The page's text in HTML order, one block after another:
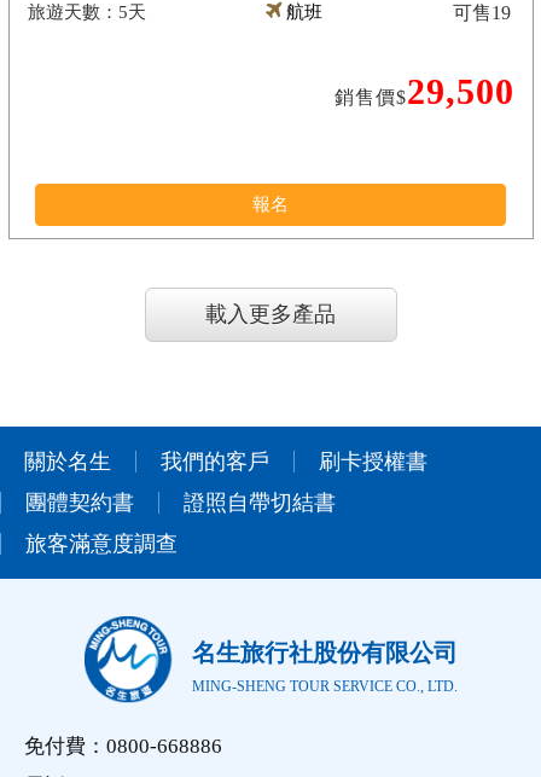
5天 航班
銷售價$29,500
可售19
報名
載入更多產品
關於名生 我們的客戶
刷卡授權書
團體契約書
證照自帶切結書
旅客滿意度調查
名生旅行社股份有限公司
MING-SHENG TOUR SERVICE CO., LTD.
免付費：0800-668886